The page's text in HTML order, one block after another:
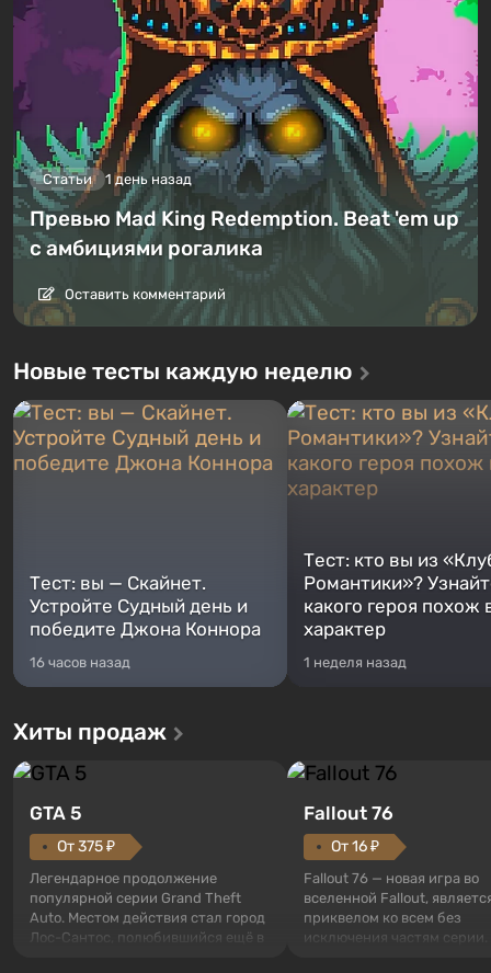
Статьи 1 день назад
Превью Mad King Redemption. Beat 'em up
с амбициями рогалика
Оставить комментарий
Новые тесты каждую неделю
Тест: вы — Скайнет.
Устройте Судный день и
победите Джона Коннора
16 часов назад
Тест: кто вы из
Романтики»?
какого героя похож
характер
1 неделя назад
Хиты продаж
GTA 5
От 375 ₽
Легендарное продолжение
популярной серии Grand Theft
Auto. Местом действия стал город
Лос-Сантос, полюбившийся ещё в
Fallout 76
От 16 ₽
Fallout 76 — новая игра во
вселенной Fallout,
приквелом ко всем без
исключения частям серии.